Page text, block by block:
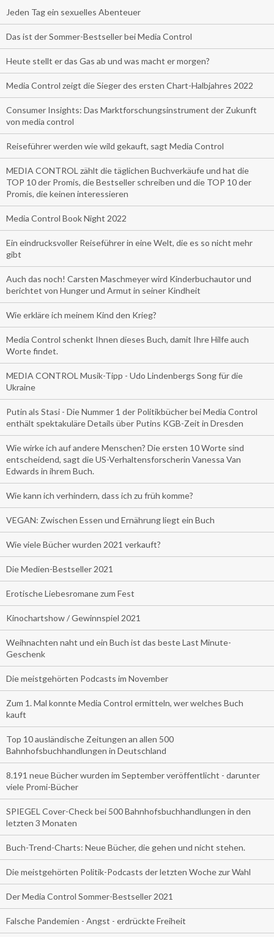
Jeden Tag ein sexuelles Abenteuer
Das ist der Sommer-Bestseller bei Media Control
Heute stellt er das Gas ab und was macht er morgen?
Media Control zeigt die Sieger des ersten Chart-Halbjahres 2022
Consumer Insights: Das Marktforschungsinstrument der Zukunft
von media control
Reiseführer werden wie wild gekauft, sagt Media Control
MEDIA CONTROL zählt die täglichen Buchverkäufe und hat die
TOP 10 der Promis, die Bestseller schreiben und die TOP 10 der
Promis, die keinen interessieren
Media Control Book Night 2022
Ein eindrucksvoller Reiseführer in eine Welt, die es so nicht mehr
gibt
Auch das noch! Carsten Maschmeyer wird Kinderbuchautor und
berichtet von Hunger und Armut in seiner Kindheit
Wie erkläre ich meinem Kind den Krieg?
Media Control schenkt Ihnen dieses Buch, damit Ihre Hilfe auch
Worte findet.
MEDIA CONTROL Musik-Tipp - Udo Lindenbergs Song für die
Ukraine
Putin als Stasi - Die Nummer 1 der Politikbücher bei Media Control
enthält spektakuläre Details über Putins KGB-Zeit in Dresden
Wie wirke ich auf andere Menschen? Die ersten 10 Worte sind
entscheidend, sagt die US-Verhaltensforscherin Vanessa Van
Edwards in ihrem Buch.
Wie kann ich verhindern, dass ich zu früh komme?
VEGAN: Zwischen Essen und Ernährung liegt ein Buch
Wie viele Bücher wurden 2021 verkauft?
Die Medien-Bestseller 2021
Erotische Liebesromane zum Fest
Kinochartshow / Gewinnspiel 2021
Weihnachten naht und ein Buch ist das beste Last Minute-
Geschenk
Die meistgehörten Podcasts im November
Zum 1. Mal konnte Media Control ermitteln, wer welches Buch
kauft
Top 10 ausländische Zeitungen an allen 500
Bahnhofsbuchhandlungen in Deutschland
8.191 neue Bücher wurden im September veröffentlicht - darunter
viele Promi-Bücher
SPIEGEL Cover-Check bei 500 Bahnhofsbuchhandlungen in den
letzten 3 Monaten
Buch-Trend-Charts: Neue Bücher, die gehen und nicht stehen.
Die meistgehörten Politik-Podcasts der letzten Woche zur Wahl
Der Media Control Sommer-Bestseller 2021
Falsche Pandemien - Angst - erdrückte Freiheit